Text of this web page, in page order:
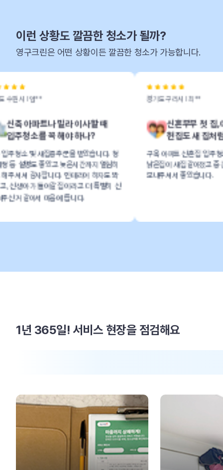
이런 상황도 깔끔한 청소가 될까?
영구크린은 어떤 상황이든 깔끔한 청소가 가능합니다.
라 이사할 때
야 하나?
을 받았습니다. 청
은시간까지 열심히
테리어 하자도 봐
라고 더 특별히 신
니다.
신혼부부 첫 집, 이사청소하면
헌집도 새 집처럼 깨끗해질까?
구옥 아파트 신혼집 입주청소했어요
낡은집이 새집같아졌고 중간중간 청소사진
보내주셔서 좋았습니다.
1년 365일! 서비스 현장을 점검해요